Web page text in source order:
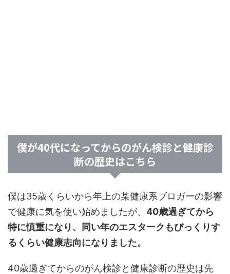
僕が40代になってからのがん検診と健康診
断の歴史はこちら
僕は35歳くらいから年上の某健康系ブロガーの影響
で健康に気を使い始めましたが、 40歳過ぎてから
特に慎重になり、同い年のエスタークもびっくりす
るくらい健康志向になりました。
40歳過ぎてからのがん検診と健康診断の歴史は先